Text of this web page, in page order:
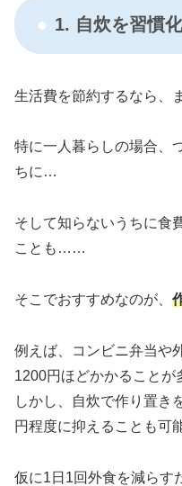
1. 自炊を習慣
生活費を節約するなら、
特に一人暮らしの場合、
ちに…
そして知らないうちに食
ことも……
そこでおすすめなのが、
例えば、コンビニ弁当や
1200円ほどかかることが
しかし、自炊で作り置き
円程度に抑えることも可
仮に1日1回外食を減らす